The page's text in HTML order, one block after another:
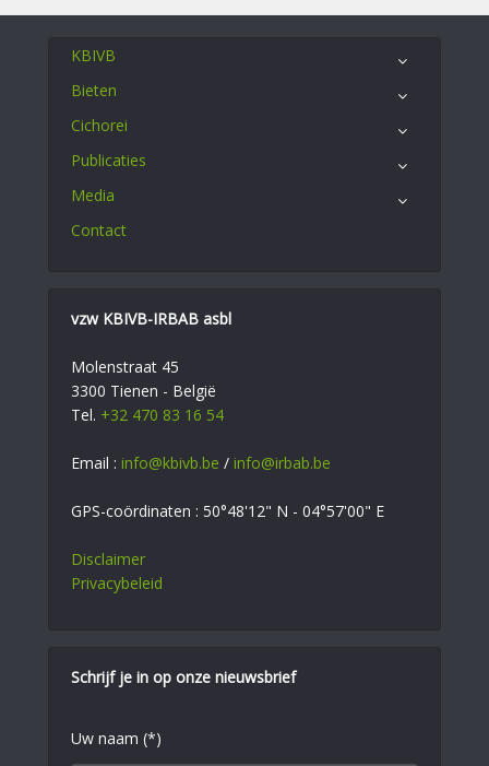
KBIVB
Bieten
Cichorei
Publicaties
Media
Contact
vzw KBIVB-IRBAB asbl
Molenstraat 45
3300 Tienen - België
Tel. +32 470 83 16 54
Email : info@kbivb.be / info@irbab.be
GPS-coördinaten : 50°48'12" N - 04°57'00" E
Disclaimer
Privacybeleid
Schrijf je in op onze nieuwsbrief
Uw naam (*)